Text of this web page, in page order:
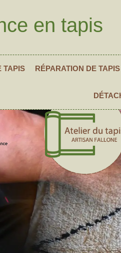
en tapis
TAPIS RÉPARATION DE TAPIS